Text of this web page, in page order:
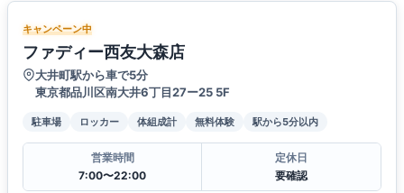
キャンペーン中
ファディー西友大森店
大井町駅から車で5分
東京都品川区南大井6丁目27ー25 5F
駐車場 ロッカー 体組成計 無料体験 駅から5分以内
営業時間
7:00〜22:00
定休日
要確認